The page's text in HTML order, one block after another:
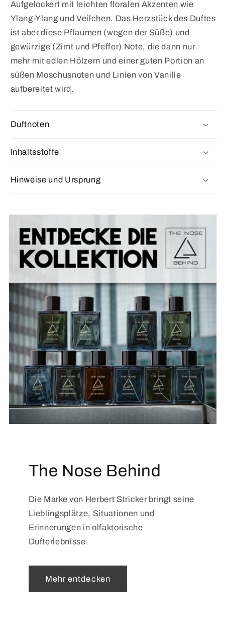
Aufgelockert mit leichten floralen Akzenten wie
Ylang-Ylang und Veilchen. Das Herzstück des Duftes
ist aber diese Pflaumen (wegen der Süße) und
gewürzige (Zimt und Pfeffer) Note, die dann nur
mehr mit edlen Hölzern und einer guten Portion an
süßen Moschusnoten und Linien von Vanille
aufbereitet wird.
Duftnoten
Inhaltsstoffe
Hinweise und Ursprung
The Nose Behind
Die Marke von Herbert Stricker bringt seine
Lieblingsplätze, Situationen und
Erinnerungen in olfaktorische
Dufterlebnisse.
Mehr entdecken